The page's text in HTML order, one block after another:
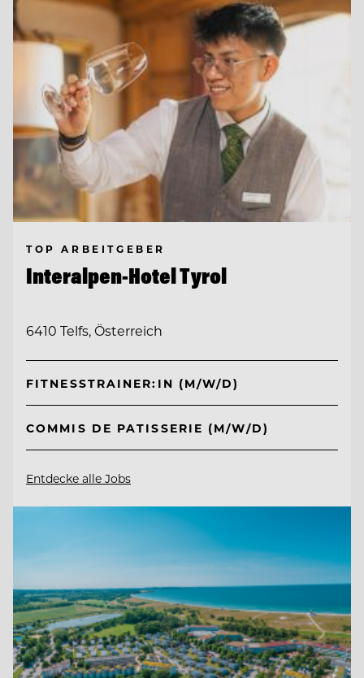
TOP ARBEITGEBER
Interalpen-Hotel Tyrol
6410 Telfs, Österreich
FITNESSTRAINER:IN (M/W/D)
COMMIS DE PATISSERIE (M/W/D)
Entdecke alle Jobs